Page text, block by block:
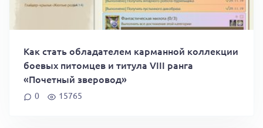
Как стать обладателем карманной коллекции
боевых питомцев и титула VIII ранга
«Почетный зверовод»
0 15765